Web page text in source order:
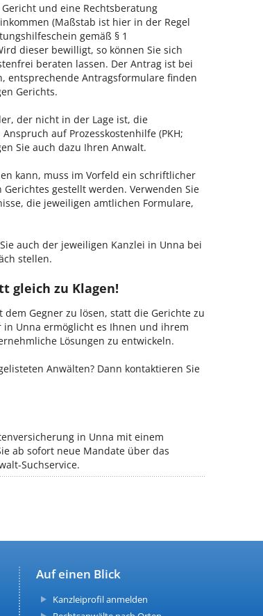
und eine Rechtsberatung
(Maßstab ist hier in der Regel
gemäß § 1
dieser bewilligt, so können Sie sich
beraten lassen. Der Antrag ist bei
entsprechende Antragsformulare finden
Gerichts.
der nicht in der Lage ist, die
auf Prozesskostenhilfe (PKH;
Sie auch dazu Ihren Anwalt.
kann, muss im Vorfeld ein schriftlicher
gestellt werden. Verwenden Sie
die jeweiligen amtlichen Formulare,
auch der jeweiligen Kanzlei in Unna bei
stellen.
gleich zu Klagen!
Gegner zu lösen, statt die Gerichte zu
Unna ermöglicht es Ihnen und ihrem
Lösungen zu entwickeln.
Anwälten? Dann kontaktieren Sie
in Unna mit einem
ab sofort neue Mandate über das
Suchservice.
Auf einen Blick
Kanzleiprofil anmelden